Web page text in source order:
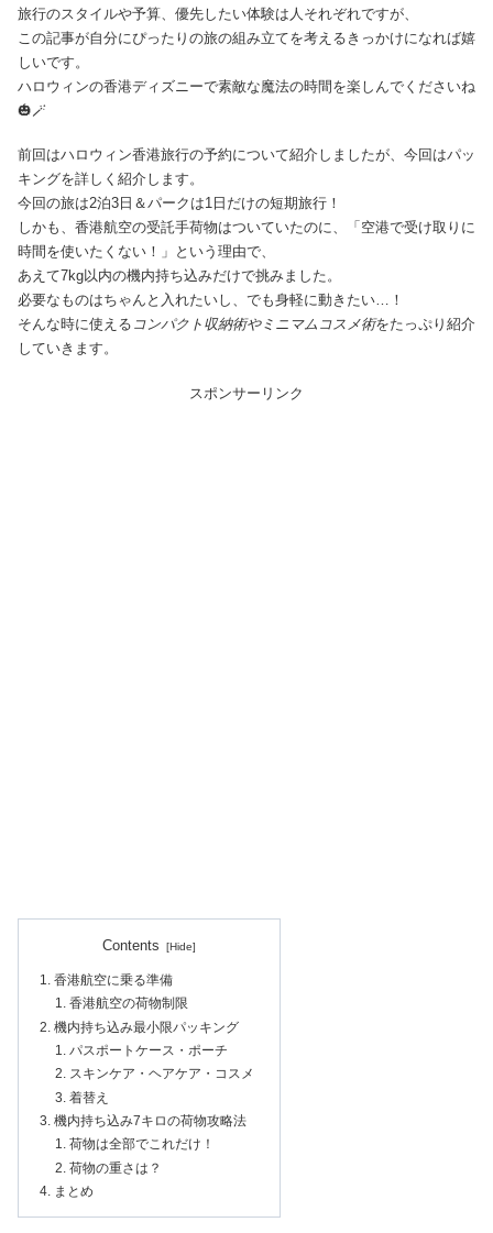
旅行のスタイルや予算、優先したい体験は人それぞれですが、
この記事が自分にぴったりの旅の組み立てを考えるきっかけになれば嬉
しいです。
ハロウィンの香港ディズニーで素敵な魔法の時間を楽しんでくださいね
🎃🪄
前回はハロウィン香港旅行の予約について紹介しましたが、今回はパッ
キングを詳しく紹介します。
今回の旅は2泊3日＆パークは1日だけの短期旅行！
しかも、香港航空の受託手荷物はついていたのに、「空港で受け取りに
時間を使いたくない！」という理由で、
あえて7kg以内の機内持ち込みだけで挑みました。
必要なものはちゃんと入れたいし、でも身軽に動きたい…！
そんな時に使える コンパクト収納術やミニマムコスメ術をたっぷり紹介
していきます。
スポンサーリンク
Contents
香港航空に乗る準備
香港航空の荷物制限
機内持ち込み最小限パッキング
パスポートケース・ポーチ
スキンケア・ヘアケア・コスメ
着替え
機内持ち込み7キロの荷物攻略法
荷物は全部でこれだけ！
荷物の重さは？
まとめ